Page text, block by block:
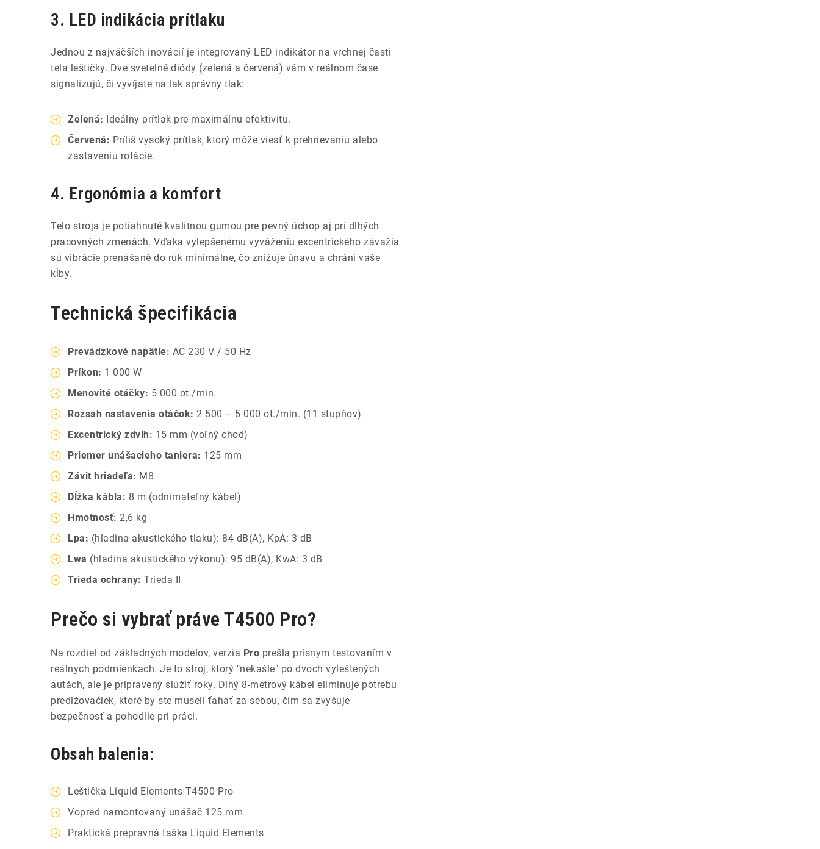
3. LED indikácia prítlaku
Jednou z najväčších inovácií je integrovaný LED indikátor na vrchnej časti
tela leštičky. Dve svetelné diódy (zelená a červená) vám v reálnom čase
signalizujú, či vyvíjate na lak správny tlak:
Zelená: Ideálny prítlak pre maximálnu efektivitu.
Červená: Príliš vysoký prítlak, ktorý môže viesť k prehrievaniu alebo
zastaveniu rotácie.
4. Ergonómia a komfort
Telo stroja je potiahnuté kvalitnou gumou pre pevný úchop aj pri dlhých
pracovných zmenách. Vďaka vylepšenému vyváženiu excentrického závažia
sú vibrácie prenášané do rúk minimálne, čo znižuje únavu a chráni vaše
kĺby.
Technická špecifikácia
Prevádzkové napätie: AC 230 V / 50 Hz
Príkon: 1 000 W
Menovité otáčky: 5 000 ot./min.
Rozsah nastavenia otáčok: 2 500 – 5 000 ot./min. (11 stupňov)
Excentrický zdvih: 15 mm (voľný chod)
Priemer unášacieho taniera: 125 mm
Závit hriadeľa: M8
Dĺžka kábla: 8 m (odnímateľný kábel)
Hmotnosť: 2,6 kg
Lpa: (hladina akustického tlaku): 84 dB(A), KpA: 3 dB
Lwa (hladina akustického výkonu): 95 dB(A), KwA: 3 dB
Trieda ochrany: Trieda II
Prečo si vybrať práve T4500 Pro?
Na rozdiel od základných modelov, verzia Pro prešla prísnym testovaním v
reálnych podmienkach. Je to stroj, ktorý "nekašle" po dvoch vyleštených
autách, ale je pripravený slúžiť roky. Dlhý 8-metrový kábel eliminuje potrebu
predlžovačiek, ktoré by ste museli ťahať za sebou, čím sa zvyšuje
bezpečnosť a pohodlie pri práci.
Obsah balenia:
Leštička Liquid Elements T4500 Pro
Vopred namontovaný unášač 125 mm
Praktická prepravná taška Liquid Elements